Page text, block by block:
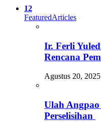
12
FeaturedArticles
Ir. Ferli
Rencana
Agustus 20, 2025
Ulah
Perselisihan